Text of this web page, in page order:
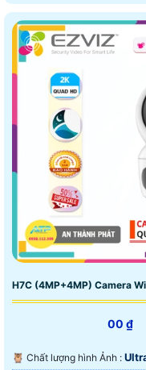
H7C (4MP+4MP) Camera
00 ₫
🦉 Chất lượng hình Ảnh :